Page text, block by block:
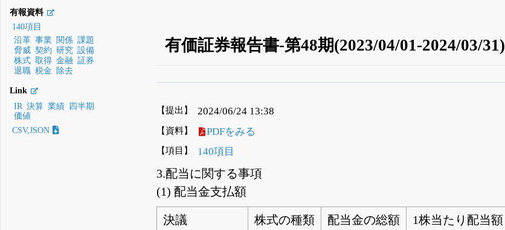
有報資料
140項目
沿革 事業 関係 課題
脅威 契約 研究 設備
株式 取得 金融 証券
退職 税金 除去
Link
IR 決算 業績 四半期
価値
CSV,JSON
有価証券報告書-第48期(2023/04/01-2024/03/31)
無料でβ版をはじめる
登録すると永久30%OFFと米株版の先行利用も付きます
【提出】 2024/06/24 13:38
【資料】 PDFをみる
【項目】 140項目
3.配当に関する事項
(1) 配当金支払額
決議 株式の種類
配当金の総額
1株当たり配当額